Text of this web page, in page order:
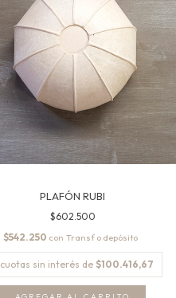
PLAFÓN RUBI
$602.500
$542.250 con
cuotas sin interés de $100.416,67